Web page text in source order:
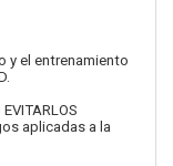
y el entrenamiento
aplicadas a la